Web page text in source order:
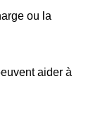
ou la
aider à